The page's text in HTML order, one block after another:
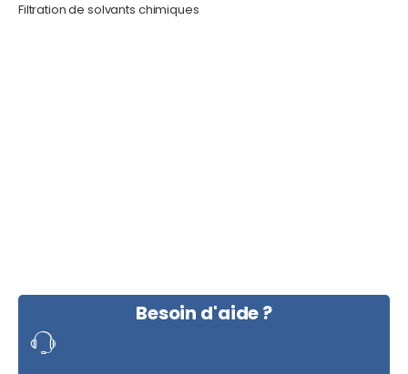
Filtration de solvants chimiques
Besoin d'aide ?